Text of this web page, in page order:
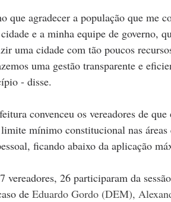
que agradecer a população que me
e a minha equipe de governo,
uma cidade com tão poucos
uma gestão transparente e
- disse.
convenceu os vereadores de
mínimo constitucional nas áreas
ficando abaixo da aplicação
vereadores, 26 participaram da
de Eduardo Gordo (DEM),